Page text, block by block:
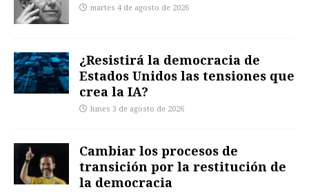
martes 4 de agosto de 2026
¿Resistirá la democracia de
Estados Unidos las tensiones que
crea la IA?
lunes 3 de agosto de 2026
Cambiar los procesos de
transición por la restitución de
la democracia